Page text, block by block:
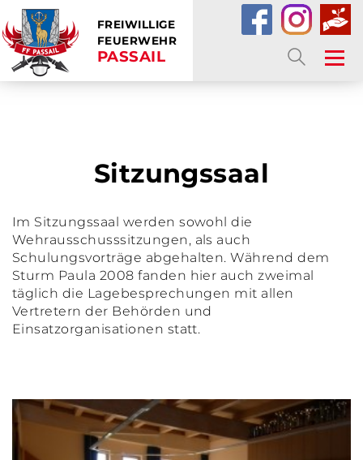
FREIWILLIGE
FEUERWEHR
PASSAIL
Sitzungssaal
Im Sitzungssaal werden sowohl die
Wehrausschusssitzungen, als auch
Schulungsvorträge abgehalten. Während dem
Sturm Paula 2008 fanden hier auch zweimal
täglich die Lagebesprechungen mit allen
Vertretern der Behörden und
Einsatzorganisationen statt.